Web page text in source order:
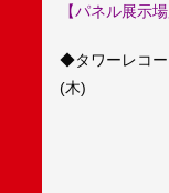
【パネル展示
◆タワーレコ
(木)